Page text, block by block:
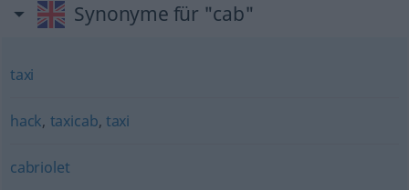
Synonyme für "cab"
taxi
hack, taxicab, taxi
cabriolet